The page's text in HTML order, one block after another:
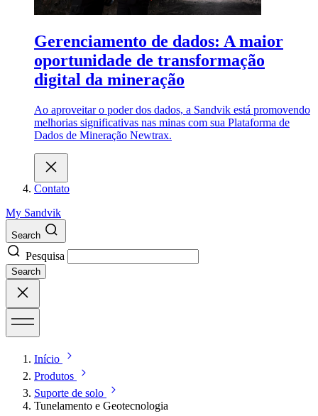
Gerenciamento de dados: A maior
oportunidade de transformação
digital da mineração
Ao aproveitar o poder dos dados, a Sandvik está promovendo
melhorias significativas nas minas com sua Plataforma de
Dados de Mineração Newtrax.
Contato
My Sandvik
Search
Pesquisa
Search
Início
Produtos
Suporte de solo
Tunelamento e Geotecnologia